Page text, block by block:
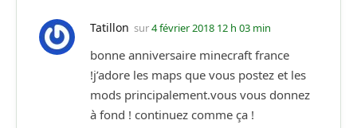
Tatillon sur4 février 2018 12 h 03 min
bonne anniversaire minecraft france
!j’adore les maps que vous postez et les
mods principalement.vous vous donnez
à fond ! continuez comme ça !